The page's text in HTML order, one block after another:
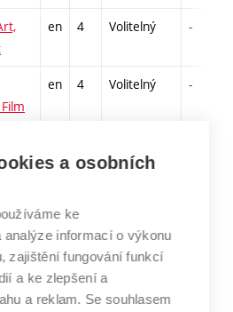
en 4 Volitelný -
en 4 Volitelný -
en 3 Volitelný
cs 2
a osobních
ke
informací o výkonu
zajištění fungování funkcí
a ke zlepšení a
a reklam. Se souhlasem